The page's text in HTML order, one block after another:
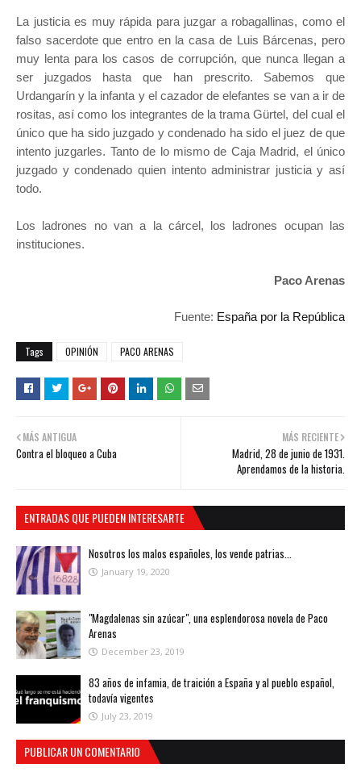
La justicia es muy rápida para juzgar a robagallinas, como el
falso sacerdote que entro en la casa de Luis Bárcenas, pero
muy lenta para los casos de corrupción, que nunca llegan a
ser juzgados hasta que han prescrito. Sabemos que
Urdangarín y la infanta y el cazador de elefantes se van a ir de
rositas, así como los integrantes de la trama Gürtel, del cual el
único que ha sido juzgado y condenado ha sido el juez de que
intento juzgarles. Tanto de lo mismo de Caja Madrid, el único
juzgado y condenado quien intento administrar justicia y así
todo.
Los ladrones no van a la cárcel, los ladrones ocupan las
instituciones.
Paco Arenas
Fuente: España por la República
Tags OPINIÓN PACO ARENAS
MÁS RECIENTE
Madrid, 28 de junio de 1931.
Aprendamos de la historia.
MÁS ANTIGUA
Contra el bloqueo a Cuba
ENTRADAS QUE PUEDEN INTERESARTE
Nosotros los malos españoles, los vende patrias...
January 19, 2020
"Magdalenas sin azúcar", una esplendorosa novela de Paco
Arenas
December 23, 2019
83 años de infamia, de traición a España y al pueblo español,
todavía vigentes
July 23, 2019
PUBLICAR UN COMENTARIO